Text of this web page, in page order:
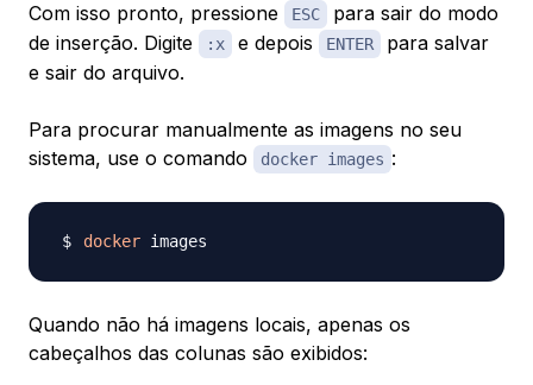
Com isso pronto, pressione ESC
para sair do modo
de inserção. Digite
:x e depois ENTER
para salvar
e sair do arquivo.
Para procurar manualmente as imagens no seu
sistema, use o comando
docker images :
docker
Quando não há imagens locais, apenas os
cabeçalhos das colunas são exibidos: